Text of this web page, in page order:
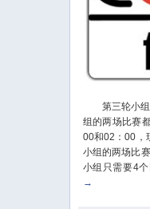
第三轮小组
组的两场比赛
00和02：00，
小组的两场比
小组只需要4
→